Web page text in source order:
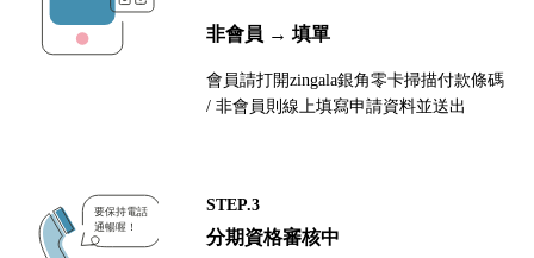
非會員 → 填單
會員請打開zingala銀角零卡掃描付款條碼
/ 非會員則線上填寫申請資料並送出
STEP.3
分期資格審核中